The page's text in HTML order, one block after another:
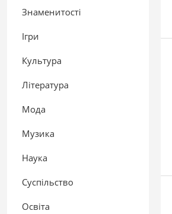
Знаменитості
Ігри
Культура
Література
Мода
Музика
Наука
Суспільство
Освіта